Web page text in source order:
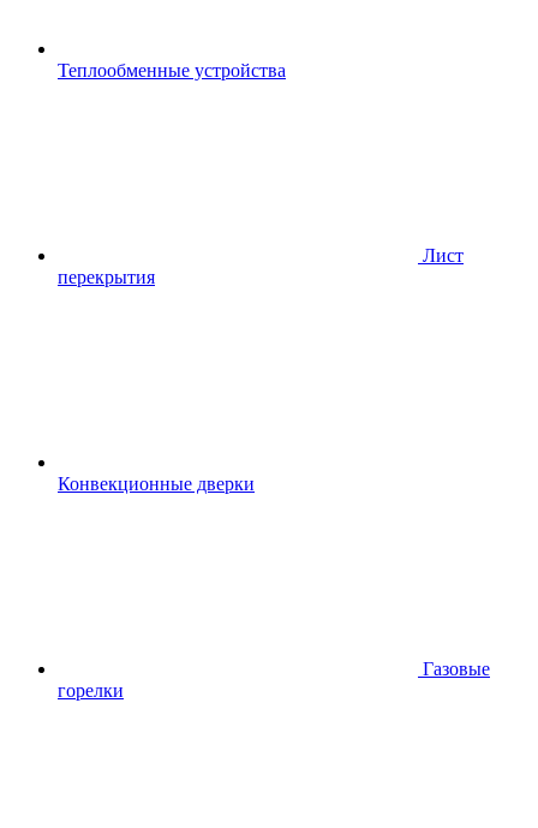
Теплообменные устройства
Лист
перекрытия
Конвекционные дверки
Газовые
горелки